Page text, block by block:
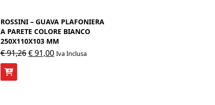
ROSSINI – GUAVA PLAFONIERA
A PARETE COLORE BIANCO
250X110X103 MM
€91,26Il
€91,00IlIva Inclusa